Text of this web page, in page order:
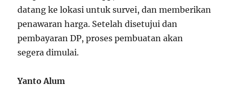
datang ke lokasi untuk survei, dan memberikan
penawaran harga. Setelah disetujui dan
pembayaran DP, proses pembuatan akan
segera dimulai.
Yanto Alum